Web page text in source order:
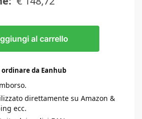
al carrello
da Eanhub
direttamente su Amazon &
ecc.